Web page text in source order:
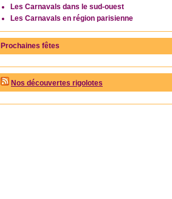
Les Carnavals dans le sud-ouest
Les Carnavals en région parisienne
Prochaines fêtes
Nos découvertes rigolotes